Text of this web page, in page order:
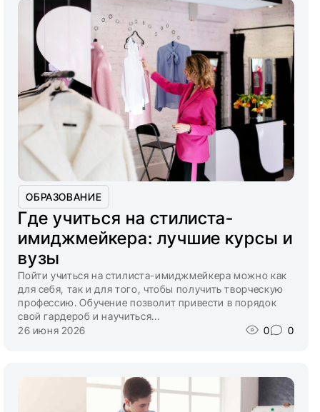
ОБРАЗОВАНИЕ
Где учиться на стилиста-
имиджмейкера: лучшие курсы и
вузы
Пойти учиться на стилиста-имиджмейкера можно как
для себя, так и для того, чтобы получить творческую
профессию. Обучение позволит привести в порядок
свой гардероб и научиться...
26 июня 2026
0 0